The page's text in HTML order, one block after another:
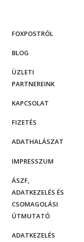
FOXPOSTRÓL
BLOG
ÜZLETI
PARTNEREINK
KAPCSOLAT
FIZETÉS
ADATHALÁSZAT
IMPRESSZUM
ÁSZF,
ADATKEZELÉS ÉS
CSOMAGOLÁSI
ÚTMUTATÓ
ADATKEZELÉS